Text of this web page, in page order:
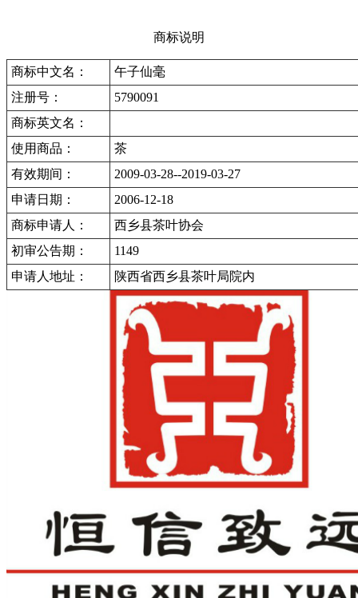
商标说明
商标中文名：
午子仙毫
注册号：
5790091
商标英文名：
使用商品：
茶
有效期间：
2009-03-28--2019-03-27
申请日期：
2006-12-18
商标申请人：
西乡县茶叶协会
初审公告期：
1149
申请人地址：
陕西省西乡县茶叶局院内